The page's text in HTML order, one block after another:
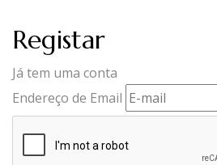
Registar
Já tem uma conta
Endereço de Email